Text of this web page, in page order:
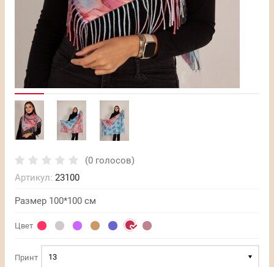
(0 голосов)
Артикул: 23100
Размер 100*100 см
Цвет
Принт 13